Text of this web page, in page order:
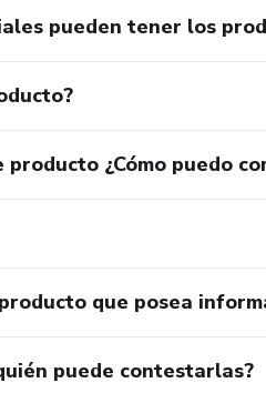
pueden tener los
¿Cómo puedo
que posea
puede contestarlas?